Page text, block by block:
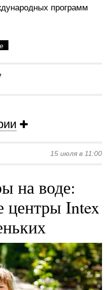
программ
15 июля в 11:00
на воде:
центры Intex